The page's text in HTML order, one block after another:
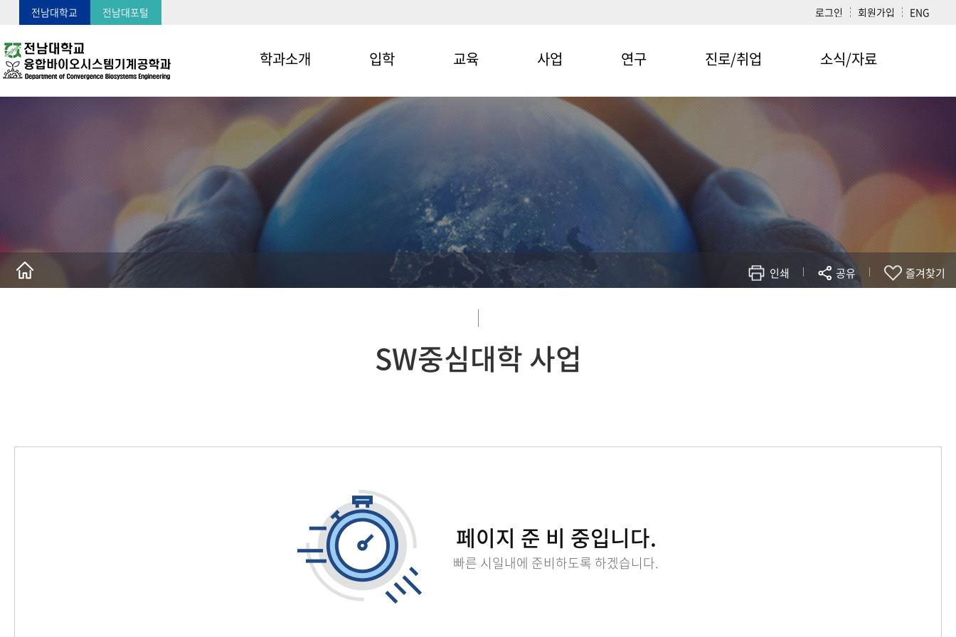
전남대학교 전남대포털 로그인 회원가입 ENG
학과소개
학과 소개
학과장 인사말
학과연혁
사람들
오시는 길
입학
학부입시
대학원입시
International
교육
대학원
장학제도
시설현황
대관신청
사업
한눈에 보기
SW중심대학
그린바이오
혁신융합대학
사업단
BK21 Four
연구
연구실
연구소식
진로/취업
대학원생 취업처
수상실적
관련 자격증
전남대학교 취업포털
선배들의 이야기
소식/자료
갤러리
인쇄 공유 즐겨찾기
SW중심대학 사업
페이지 준 비 중입니다.
빠른 시일내에 준비하도록 하겠습니다.